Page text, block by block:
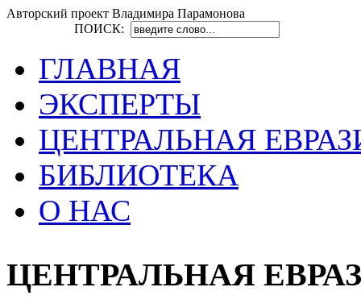
Авторский проект Владимира Парамонова
ПОИСК:
ГЛАВНАЯ
ЭКСПЕРТЫ
ЦЕНТРАЛЬНАЯ
БИБЛИОТЕКА
О НАС
ЦЕНТРАЛЬНАЯ